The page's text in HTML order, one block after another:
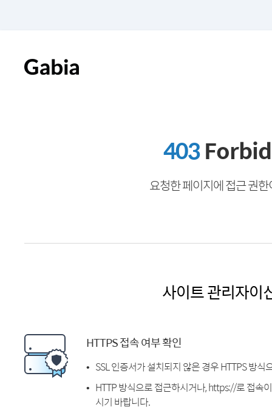
403
요청한 페이지에 접근 권
사이트 관리자이
HTTPS 접속 여부 확인
SSL 인증서가 설치되지 않은 경우 HTTPS 방식
HTTP 방식으로 접근하시거나, https://로 접속
시기 바랍니다.